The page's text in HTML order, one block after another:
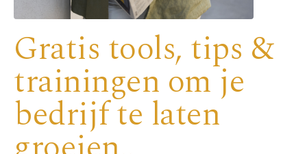
Gratis tools, tips &
trainingen om je
bedrijf te laten